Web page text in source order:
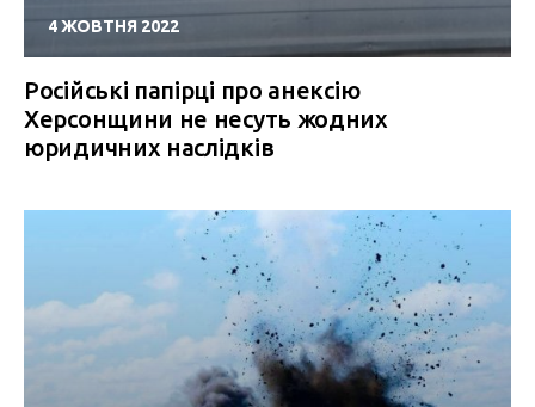
4 ЖОВТНЯ 2022
Російські папірці про анексію
Херсонщини не несуть жодних
юридичних наслідків